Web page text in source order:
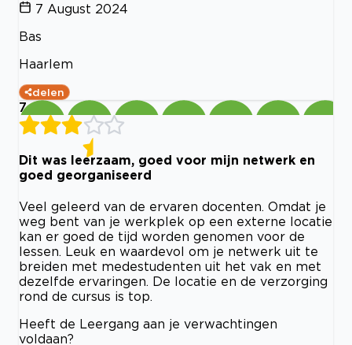
7 August 2024
Bas
Haarlem
delen
7
Dit was leerzaam, goed voor mijn netwerk en
goed georganiseerd
Veel geleerd van de ervaren docenten. Omdat je
weg bent van je werkplek op een externe locatie
kan er goed de tijd worden genomen voor de
lessen. Leuk en waardevol om je netwerk uit te
breiden met medestudenten uit het vak en met
dezelfde ervaringen. De locatie en de verzorging
rond de cursus is top.
Heeft de Leergang aan je verwachtingen
voldaan?